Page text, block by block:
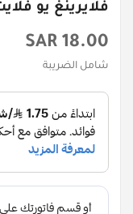
فلايرينغ يو
السعر
الأصلي
18.00 SAR
شامل الضريبة